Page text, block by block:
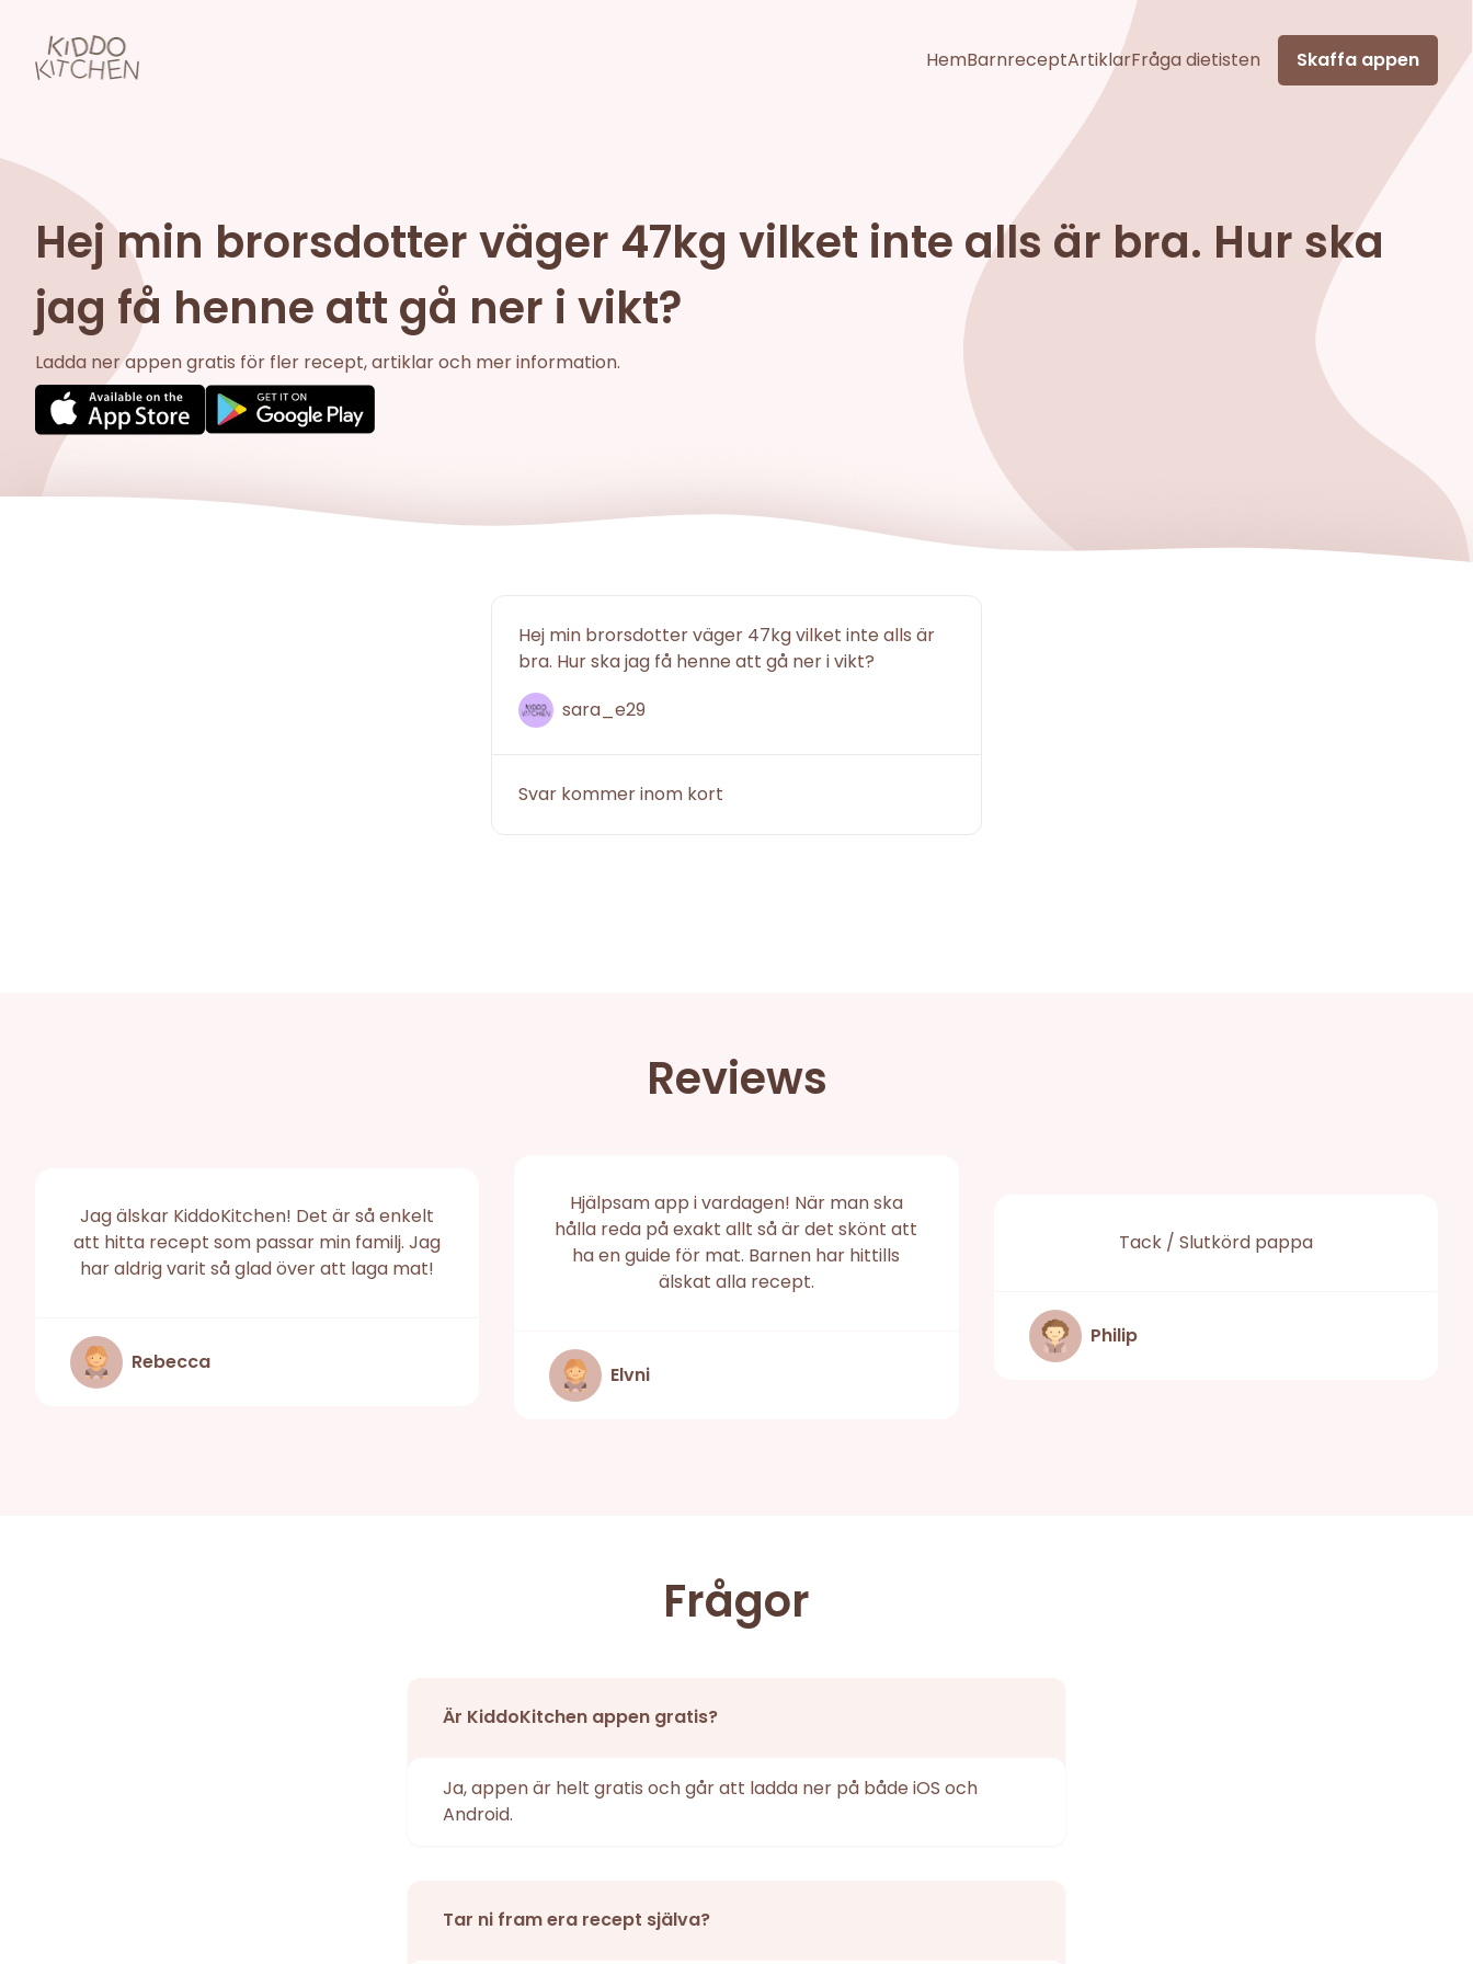
HemBarnreceptArtiklarFråga dietisten Skaffa appen
Hej min brorsdotter väger 47kg vilket inte alls är bra. Hur ska
jag få henne att gå ner i vikt?
Ladda ner appen gratis för fler recept, artiklar och mer information.
Hej min brorsdotter väger 47kg vilket inte alls är
bra. Hur ska jag få henne att gå ner i vikt?
sara_e29
Svar kommer inom kort
Reviews
Jag älskar KiddoKitchen! Det är så enkelt
att hitta recept som passar min familj. Jag
har aldrig varit så glad över att laga mat!
Rebecca
Hjälpsam app i vardagen! När man ska
hålla reda på exakt allt så är det skönt att
ha en guide för mat. Barnen har hittills
älskat alla recept.
Elvni
Tack / Slutkörd pappa
Philip
Frågor
Är KiddoKitchen appen gratis?
Ja, appen är helt gratis och går att ladda ner på både iOS och
Android.
Tar ni fram era recept själva?